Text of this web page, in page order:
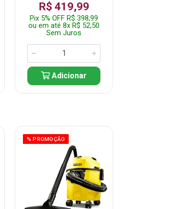
R$ 419,99
Pix 5% OFF R$ 398,99
ou em até 8x R$ 52,50
Sem Juros
Adicionar
% PROMOÇÃO